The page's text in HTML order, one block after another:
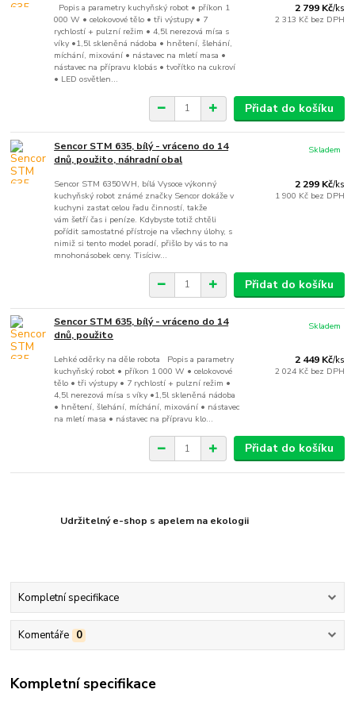
Popis a parametry kuchyňský robot • příkon 1
000 W • celokovové tělo • tři výstupy • 7
rychlostí + pulzní režim • 4,5l nerezová mísa s
víky •1,5l skleněná nádoba • hnětení, šlehání,
míchání, mixování • nástavec na mletí masa •
nástavec na přípravu klobás • tvořítko na cukroví
• LED osvětlen...
2 799 Kč/ks
2 313 Kč bez DPH
Přidat do košíku
Sencor STM 635, bílý - vráceno do 14
dnů, použito, náhradní obal
Sencor STM 6350WH, bílá Vysoce výkonný
kuchyňský robot známé značky Sencor dokáže v
kuchyni zastat celou řadu činností, takže
vám šetří čas i peníze. Kdybyste totiž chtěli
pořídit samostatné přístroje na všechny úlohy, s
nimiž si tento model poradí, přišlo by vás to na
mnohonásobek ceny. Tisíciw...
2 299 Kč/ks
1 900 Kč bez DPH
Skladem
Přidat do košíku
Sencor STM 635, bílý - vráceno do 14
dnů, použito
Lehké oděrky na děle robota Popis a parametry
kuchyňský robot • příkon 1 000 W • celokovové
tělo • tři výstupy • 7 rychlostí + pulzní režim •
4,5l nerezová mísa s víky •1,5l skleněná nádoba
• hnětení, šlehání, míchání, mixování • nástavec
na mletí masa • nástavec na přípravu klo...
2 449 Kč/ks
2 024 Kč bez DPH
Skladem
Přidat do košíku
Udržitelný e-shop s apelem na ekologii
Kompletní specifikace
Komentáře 0
Kompletní specifikace